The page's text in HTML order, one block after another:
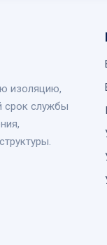
изоляцию,
срок службы